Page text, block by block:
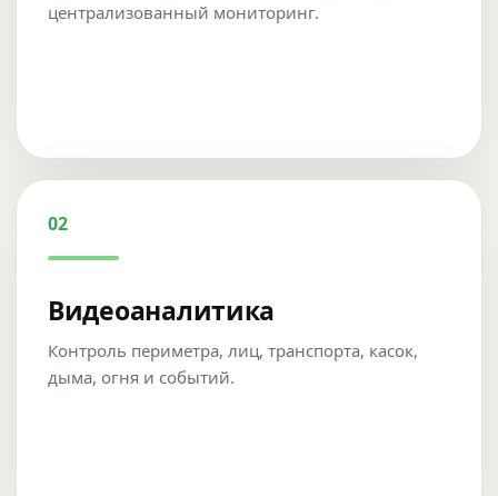
централизованный мониторинг.
02
Видеоаналитика
Контроль периметра, лиц, транспорта, касок,
дыма, огня и событий.